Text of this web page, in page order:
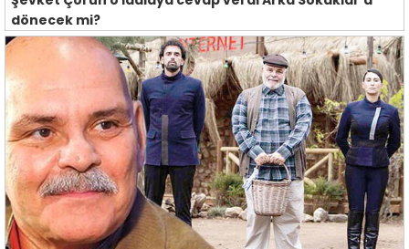
dönecek mi?